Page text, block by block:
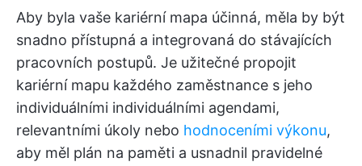
Aby byla vaše kariérní mapa účinná, měla by být
snadno přístupná a integrovaná do stávajících
pracovních postupů. Je užitečné propojit
kariérní mapu každého zaměstnance s jeho
individuálními individuálními agendami,
relevantními úkoly nebo hodnoceními výkonu,
aby měl plán na paměti a usnadnil pravidelné